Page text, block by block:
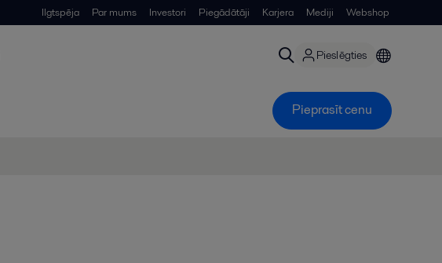
Ilgtspēja Par mums Investori Piegādātāji Karjera Mediji Webshop
Pieslēgties
Pieprasīt cenu